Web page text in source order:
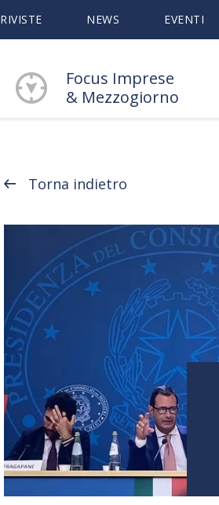
RIVISTE NEWS EVENTI
Focus Imprese
& Mezzogiorno
Torna indietro